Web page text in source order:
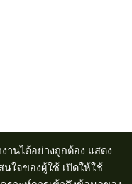
านได้อย่างถูกต้อง แสดง
ใจของผู้ใช้ เปิดให้ใช้